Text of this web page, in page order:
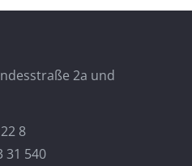
2a und
8
31 540